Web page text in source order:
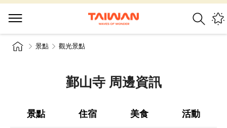
景點 觀光景點
鄞山寺 周邊資訊
景點 住宿 美食 活動